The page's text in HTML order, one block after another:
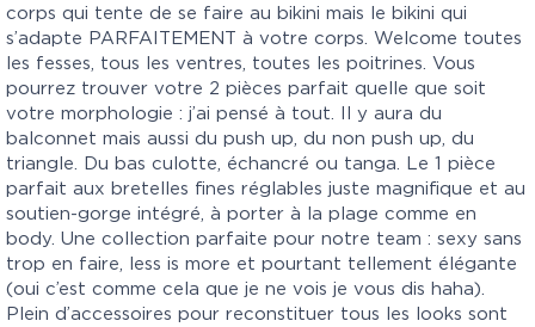
corps qui tente de se faire au bikini mais le bikini qui
s’adapte PARFAITEMENT à votre corps. Welcome toutes
les fesses, tous les ventres, toutes les poitrines. Vous
pourrez trouver votre 2 pièces parfait quelle que soit
votre morphologie : j’ai pensé à tout. Il y aura du
balconnet mais aussi du push up, du non push up, du
triangle. Du bas culotte, échancré ou tanga. Le 1 pièce
parfait aux bretelles fines réglables juste magnifique et au
soutien-gorge intégré, à porter à la plage comme en
body. Une collection parfaite pour notre team : sexy sans
trop en faire, less is more et pourtant tellement élégante
(oui c’est comme cela que je ne vois je vous dis haha).
Plein d’accessoires pour reconstituer tous les looks sont